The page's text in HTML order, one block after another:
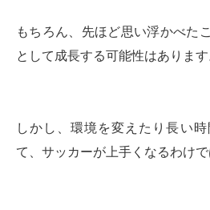
もちろん、先ほど思い浮かべた
として成長する可能性はあります
しかし、環境を変えたり長い
て、サッカーが上手くなるわけで